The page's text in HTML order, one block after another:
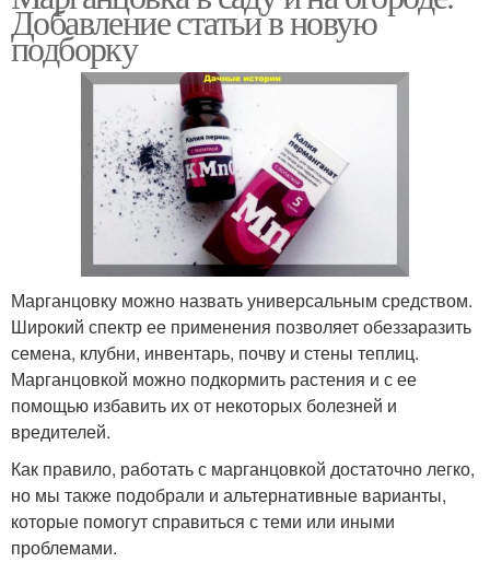
Добавление статьи в новую
подборку
Марганцовку можно назвать универсальным средством.
Широкий спектр ее применения позволяет обеззаразить
семена, клубни, инвентарь, почву и стены теплиц.
Марганцовкой можно подкормить растения и с ее
помощью избавить их от некоторых болезней и
вредителей.
Как правило, работать с марганцовкой достаточно легко,
но мы также подобрали и альтернативные варианты,
которые помогут справиться с теми или иными
проблемами.